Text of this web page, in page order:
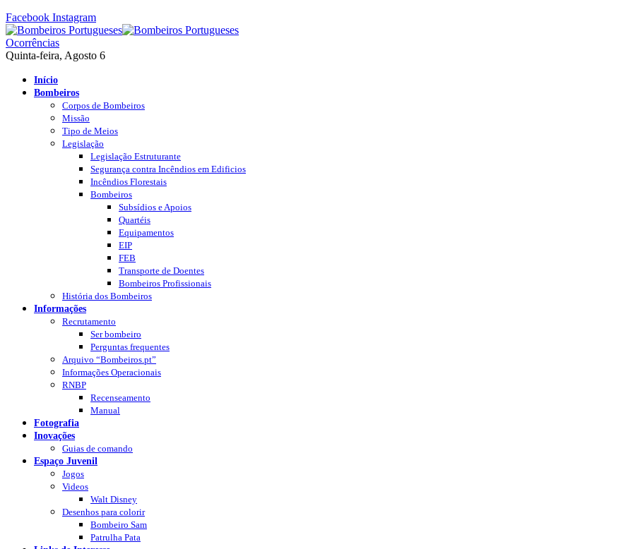
Facebook Instagram
Ocorrências
Quinta-feira, Agosto 6
Início
Bombeiros
Corpos de Bombeiros
Missão
Tipo de Meios
Legislação
Legislação Estruturante
Segurança contra Incêndios em Edificios
Incêndios Florestais
Bombeiros
Subsídios e Apoios
Quartéis
Equipamentos
EIP
FEB
Transporte de Doentes
Bombeiros Profissionais
História dos Bombeiros
Informações
Recrutamento
Ser bombeiro
Perguntas frequentes
Arquivo “Bombeiros.pt”
Informações Operacionais
RNBP
Recenseamento
Manual
Fotografia
Inovações
Guias de comando
Espaço Juvenil
Jogos
Videos
Walt Disney
Desenhos para colorir
Bombeiro Sam
Patrulha Pata